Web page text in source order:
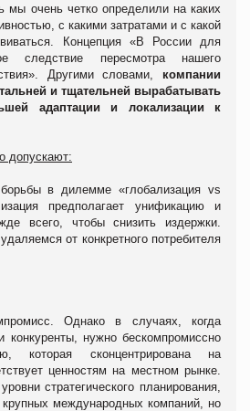
мы очень четко определили на каких
с какими затратами и с какой
Концепция «В России для
следствие пересмотра нашего
Другими словами, компании
и тщательней вырабатывать
адаптации и локализации к
допускают:
в дилемме «глобализация vs
предполагает унификацию и
всего, чтобы снизить издержки.
от конкретного потребителя
Однако в случаях, когда
нужно бескомпромиссно
которая сконцентрирована на
ценностям на местном рынке.
стратегического планирования,
международных компаний, но